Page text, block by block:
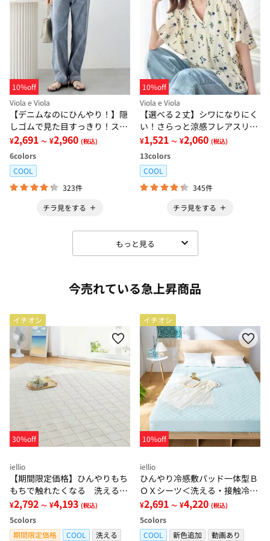
10%off
Viola e Viola
【デニムなのにひんやり！】隠
しゴムで見た目すっきり！スト
レッチ楽ちんデニム
¥2,691 ～ ¥2,960 (税込)
6colors
COOL
323件
チラ見をする
10%off
Viola e Viola
【選べる２丈】シワになりにく
い！さらっと涼感フレアスリー
ブブラウス
¥1,521 ～ ¥2,060 (税込)
13colors
COOL
345件
チラ見をする
もっと見る
今売れている急上昇商品
イチオシ
30%off
iellio
【期間限定価格】ひんやりもち
もちで触れたくなる 洗えるラ
グ＜低反発・滑りにくい・接触
冷感・防ダニ・カーペット＞
¥2,792 ～ ¥4,193 (税込)
5colors
期間限定価格
COOL
洗える
イチオシ
10%off
iellio
ひんやり冷感敷パッド一体型Ｂ
ＯＸシーツ＜洗える・接触冷
感・抗菌防臭・時短・家事楽・
ボックスシーツ・寝苦しさ対策
＞
¥2,691 ～ ¥4,220 (税込)
5colors
COOL
新色追加
動画あり